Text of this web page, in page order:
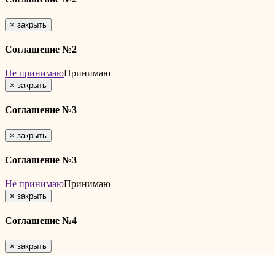
× закрыть
Соглашение №2
Не принимаюПринимаю
× закрыть
Соглашение №3
× закрыть
Соглашение №3
Не принимаюПринимаю
× закрыть
Соглашение №4
× закрыть